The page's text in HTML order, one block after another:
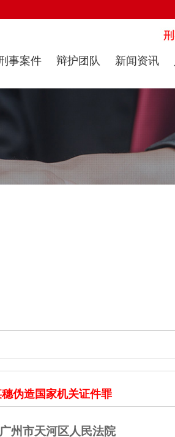
事案件 辩护团队 新闻资讯
伪造国家机关证件罪
州市天河区人民法院